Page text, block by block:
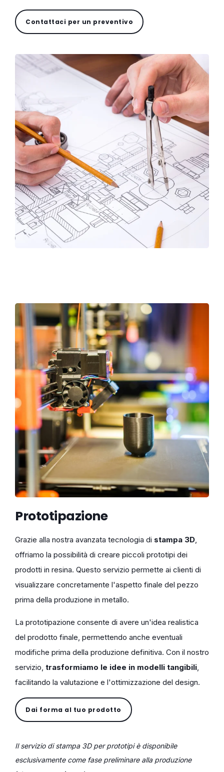
Contattaci per un preventivo
Prototipazione
Grazie alla nostra avanzata tecnologia di stampa 3D,
offriamo la possibilità di creare piccoli prototipi dei
prodotti in resina. Questo servizio permette ai clienti di
visualizzare concretamente l'aspetto finale del pezzo
prima della produzione in metallo.
La prototipazione consente di avere un'idea realistica
del prodotto finale, permettendo anche eventuali
modifiche prima della produzione definitiva. Con il nostro
servizio, trasformiamo le idee in modelli tangibili,
facilitando la valutazione e l'ottimizzazione del design.
Dai forma al tuo prodotto
Il servizio di stampa 3D per prototipi è disponibile
esclusivamente come fase preliminare alla produzione